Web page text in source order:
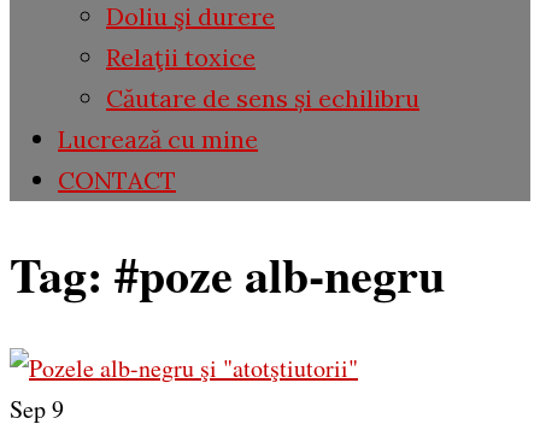
Doliu şi durere
Relaţii toxice
Căutare de sens și echilibru
Lucrează cu mine
CONTACT
Tag: #poze alb-negru
Sep 9